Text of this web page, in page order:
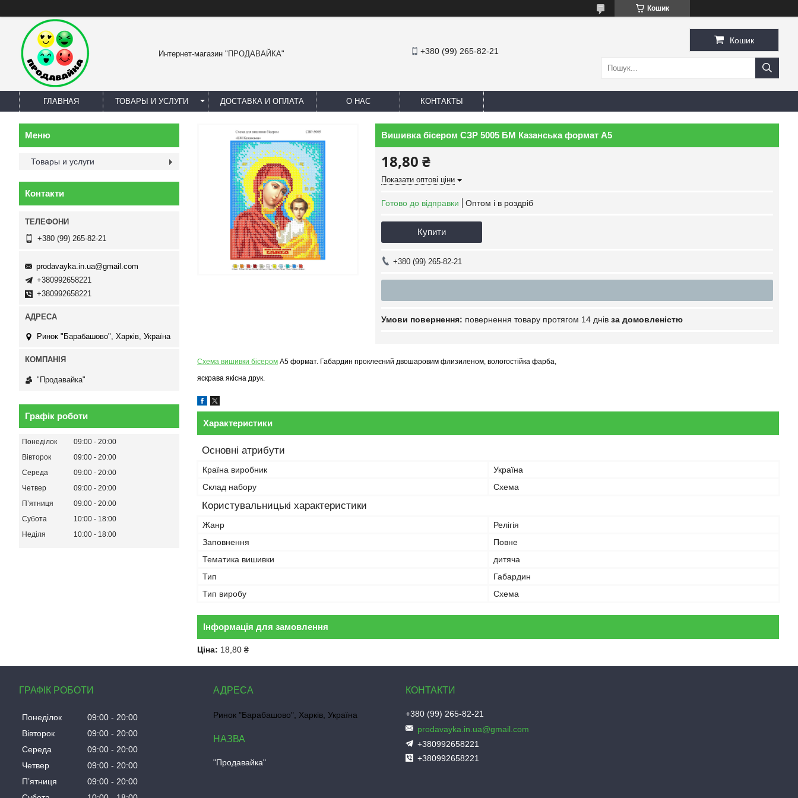
Кошик
Интернет-магазин "ПРОДАВАЙКА" +380 (99) 265-82-21
Кошик
ГЛАВНАЯ ТОВАРЫ И УСЛУГИ ДОСТАВКА И ОПЛАТА О НАС КОНТАКТЫ
Вишивка бісером СЗР 5005 БМ Казанська формат А5
18,80 ₴
Показати оптові ціни
Готово до відправки Оптом і в роздріб
Купити
+380 (99) 265-82-21
повернення товару протягом 14 днів за домовленістю
Схема вишивки бісером А5 формат. Габардин проклеєний двошаровим флизиленом, вологостійка фарба,
яскрава якісна друк.
Характеристики
Основні атрибути
Країна виробник
Україна
Склад набору
Схема
Користувальницькі характеристики
Жанр
Релігія
Заповнення
Повне
Тематика вишивки
дитяча
Тип
Габардин
Тип виробу
Схема
Інформація для замовлення
Ціна: 18,80 ₴
Товары и услуги
Контакти
+380 (99) 265-82-21
prodavayka.in.ua@gmail.com
+380992658221
+380992658221
Ринок "Барабашово", Харків, Україна
"Продавайка"
Графік роботи
Понеділок 09:00
20:00
Вівторок
09:00
20:00
Середа
09:00
20:00
Четвер
09:00
20:00
Пʼятниця
09:00
20:00
Субота
10:00
18:00
Неділя
10:00 18:00
ГРАФІК РОБОТИ
Понеділок 09:00
20:00
Вівторок
09:00
20:00
Середа
09:00
20:00
Четвер
09:00
20:00
Пʼятниця
09:00
20:00
Ринок "Барабашово", Харків, Україна
"Продавайка"
+380 (99) 265-82-21
prodavayka.in.ua@gmail.com
+380992658221
+380992658221